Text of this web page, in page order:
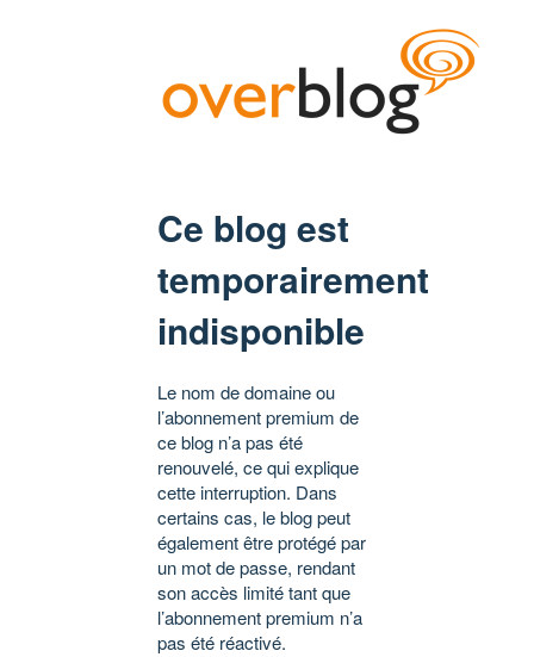
Ce blog est
temporairement
indisponible
Le nom de domaine ou
l’abonnement premium de
ce blog n’a pas été
renouvelé, ce qui explique
cette interruption. Dans
certains cas, le blog peut
également être protégé par
un mot de passe, rendant
son accès limité tant que
l’abonnement premium n’a
pas été réactivé.